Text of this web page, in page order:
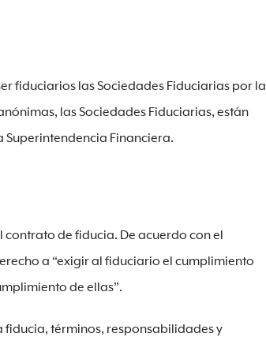
fiduciarios las Sociedades Fiduciarias por la
las Sociedades Fiduciarias, están
Financiera.
de fiducia. De acuerdo con el
a “exigir al fiduciario el cumplimiento
de ellas”.
fiducia, términos, responsabilidades y